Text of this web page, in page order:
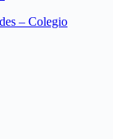
– Colegio